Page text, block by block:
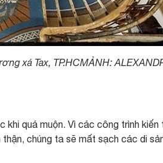
xá Tax, TP.HCMẢNH:
khi quá muộn. Vì các công trình kiến
chúng ta sẽ mất sạch các di